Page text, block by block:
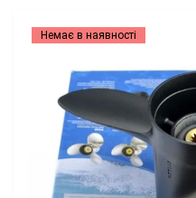
Немає в наявності